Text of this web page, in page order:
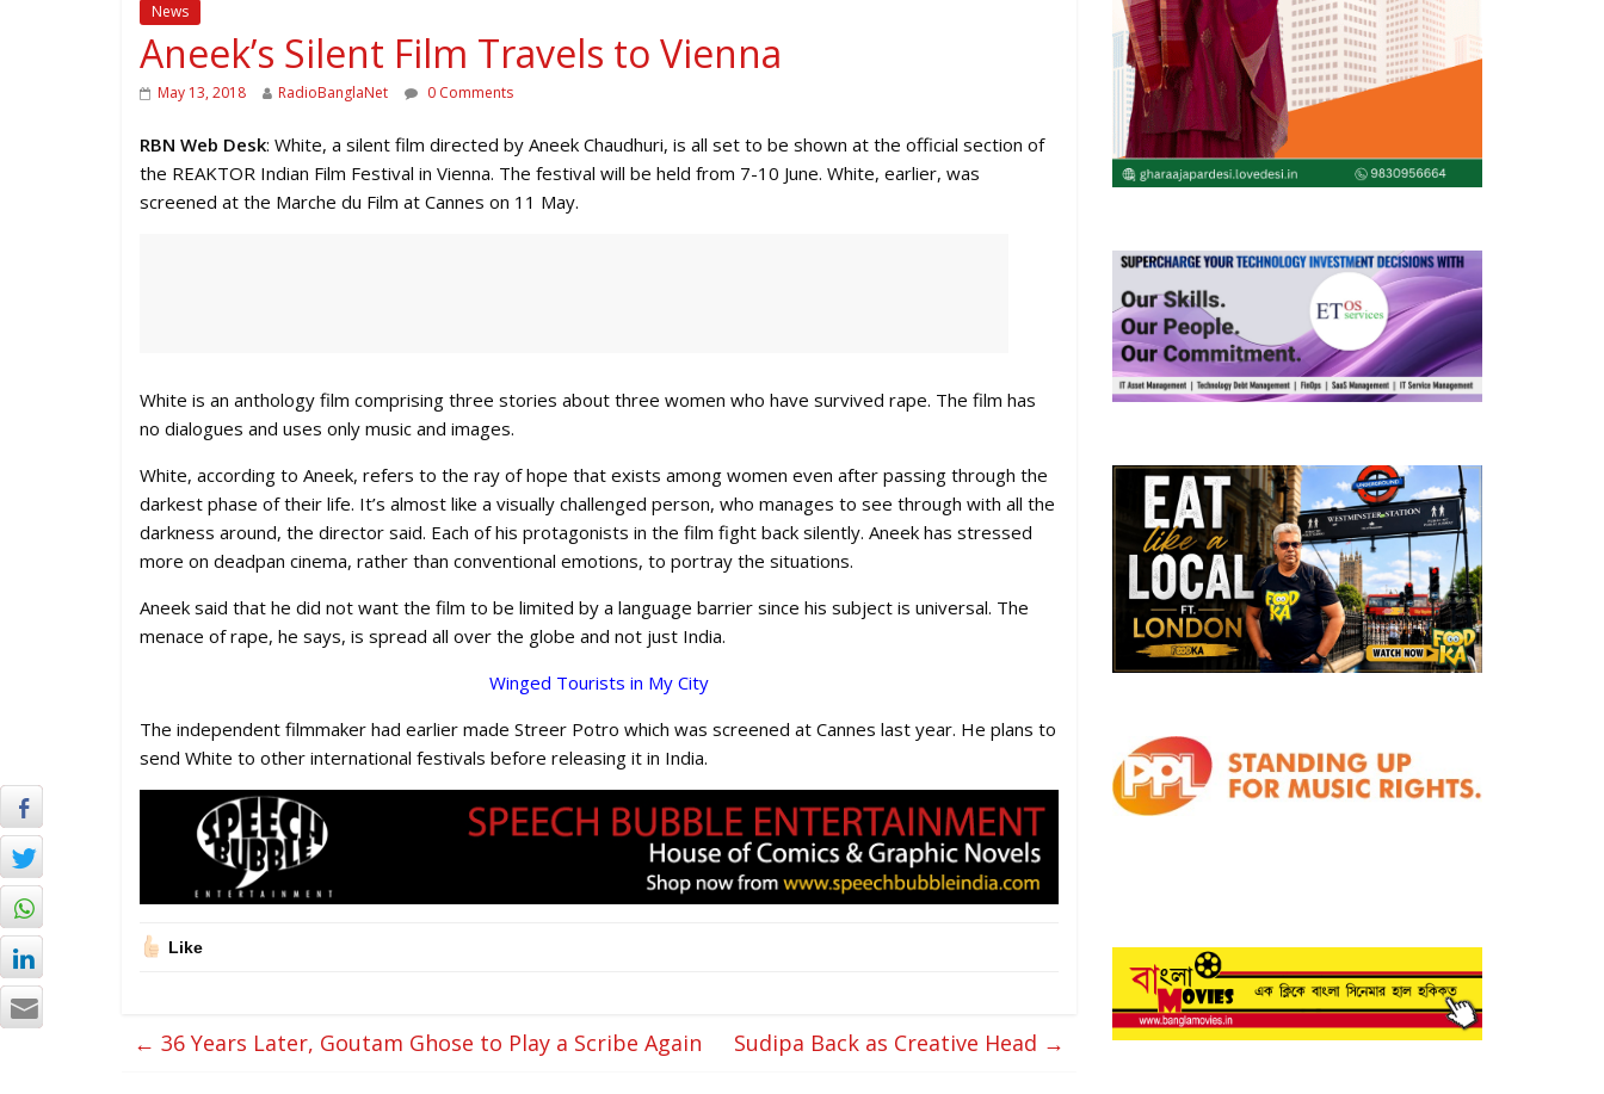
News
Aneek’s Silent Film Travels to Vienna
May 13, 2018 RadioBanglaNet 0 Comments
RBN Web Desk: White, a silent film directed by Aneek Chaudhuri, is all set to be shown at the official section of
the REAKTOR Indian Film Festival in Vienna. The festival will be held from 7-10 June. White, earlier, was
screened at the Marche du Film at Cannes on 11 May.
White is an anthology film comprising three stories about three women who have survived rape. The film has
no dialogues and uses only music and images.
White, according to Aneek, refers to the ray of hope that exists among women even after passing through the
darkest phase of their life. It’s almost like a visually challenged person, who manages to see through with all the
darkness around, the director said. Each of his protagonists in the film fight back silently. Aneek has stressed
more on deadpan cinema, rather than conventional emotions, to portray the situations.
Aneek said that he did not want the film to be limited by a language barrier since his subject is universal. The
menace of rape, he says, is spread all over the globe and not just India.
Winged Tourists in My City
The independent filmmaker had earlier made Streer Potro which was screened at Cannes last year. He plans to
send White to other international festivals before releasing it in India.
Like
← 36 Years Later, Goutam Ghose to Play a Scribe Again Sudipa Back as Creative Head →